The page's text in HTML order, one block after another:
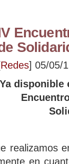
Redes] 05/05/
Ya disponible
realizamos
en